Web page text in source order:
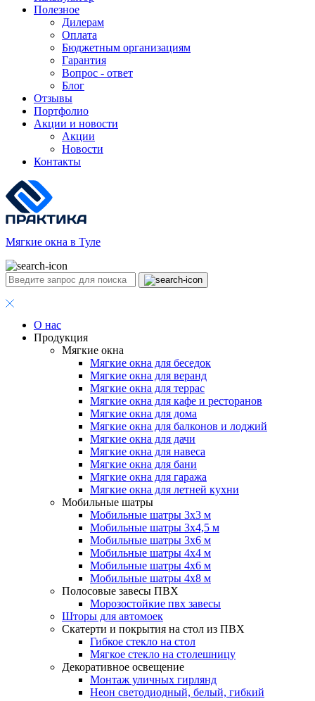
Полезное
Дилерам
Оплата
Бюджетным организациям
Гарантия
Вопрос - ответ
Блог
Отзывы
Портфолио
Акции и новости
Акции
Новости
Контакты
Мягкие окна в Туле
О нас
Продукция
Мягкие окна
Мягкие окна для беседок
Мягкие окна для веранд
Мягкие окна для террас
Мягкие окна для кафе и ресторанов
Мягкие окна для дома
Мягкие окна для балконов и лоджий
Мягкие окна для дачи
Мягкие окна для навеса
Мягкие окна для бани
Мягкие окна для гаража
Мягкие окна для летней кухни
Мобильные шатры
Мобильные шатры 3х3 м
Мобильные шатры 3х4,5 м
Мобильные шатры 3х6 м
Мобильные шатры 4х4 м
Мобильные шатры 4х6 м
Мобильные шатры 4х8 м
Полосовые завесы ПВХ
Морозостойкие пвх завесы
Шторы для автомоек
Скатерти и покрытия на стол из ПВХ
Гибкое стекло на стол
Мягкое стекло на столешницу
Декоративное освещение
Монтаж уличных гирлянд
Неон светодиодный, белый, гибкий